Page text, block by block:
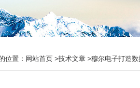
位置： 网站首页 >技术文章 >穆尔电子打造